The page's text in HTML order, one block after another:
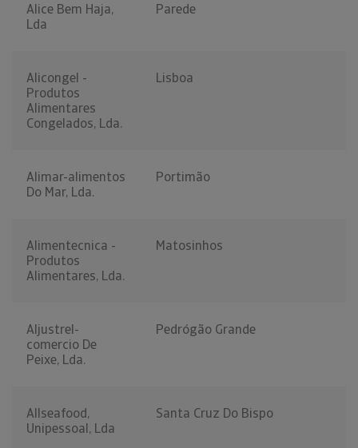
Alice Bem Haja,
Lda
Parede
Alicongel -
Produtos
Alimentares
Congelados, Lda.
Lisboa
Alimar-alimentos
Do Mar, Lda.
Portimão
Alimentecnica -
Produtos
Alimentares, Lda.
Matosinhos
Aljustrel-
comercio De
Peixe, Lda.
Pedrógão Grande
Allseafood,
Unipessoal, Lda
Santa Cruz Do Bispo